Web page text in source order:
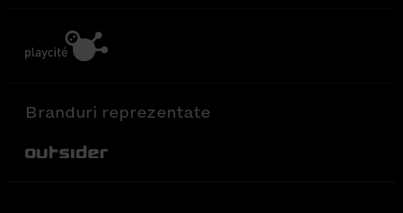
Branduri reprezentate
Out-Sider